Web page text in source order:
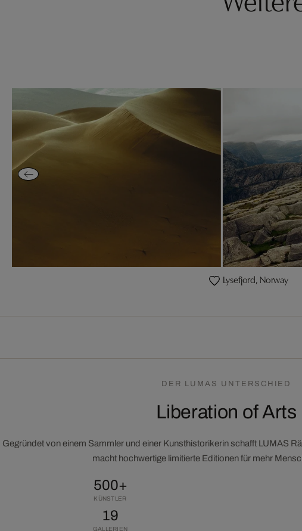
Lysefjord, Norway
DER LUMAS UNTERSCHIED
Liberation of Arts
Gegründet von einem Sammler und einer Kunsthistorikerin schafft LUMAS
macht hochwertige limitierte Editionen für mehr
500+
KÜNSTLER
19
GALLERIEN